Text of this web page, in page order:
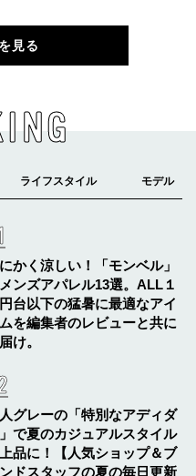
見る
かく涼しい！「モンベル」
ンズアパレル13選。ALL１
台以下の猛暑に最適なアイ
を編集者のレビューと共に
け。
グレーの「特別なアディダ
で夏のカジュアルスタイル
品に！【人気ショップ＆ブ
ドスタッフの夏の毎日更新